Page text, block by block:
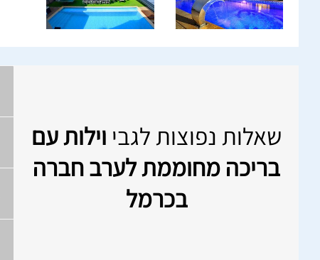
שאלות נפוצות לגבי וילות עם
בריכה מחוממת לערב חברה
בכרמל